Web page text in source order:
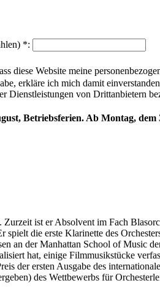
*:
diese Website meine
erkläre ich mich damit
Dienstleistungen von Drittanbietern
Betriebsferien. Ab Montag,
ist er Absolvent im Fach
die erste Klarinette des
an der Manhattan School of Music
hat, einige Filmmusikstücke
der ersten Ausgabe des
des Wettbewerbs für